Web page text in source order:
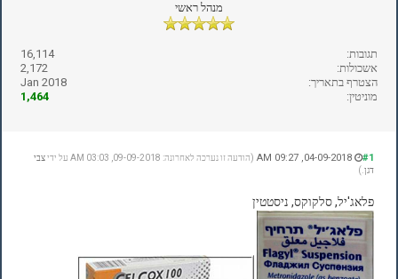
מנהל ראשי
תגובות:
16,114
אשכולות:
2,172
הצטרף בתאריך:
Jan 2018
מוניטין:
1,464
#1 (הודעה זו נערכה לאחרונה: 09-09-2018, 03:03 AM על ידי
צבי
דגן .)
פלאג'יל, סלקוקס, ניסטטין